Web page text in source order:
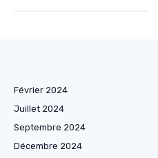
Février 2024
Juillet 2024
Septembre 2024
Décembre 2024